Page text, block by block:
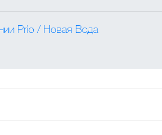
Prio / Новая Вода